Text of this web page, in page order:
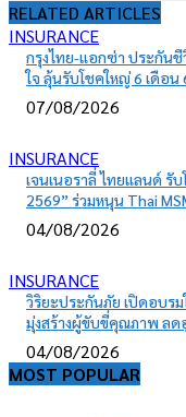
RELATED ARTICLES
INSURANCE
กรุงไทย-แอกซ่า ประกัน
ใจ ลุ้นรับโชคใหญ่ 6 เดือน
07/08/2026
INSURANCE
เจนเนอราลี่ ไทยแลนด์ รั
2569” ร่วมหนุน Thai
04/08/2026
INSURANCE
วิริยะประกันภัย เปิดอบร
มุ่งสร้างผู้ขับขี่คุณภาพ ล
04/08/2026
MOST POPULAR